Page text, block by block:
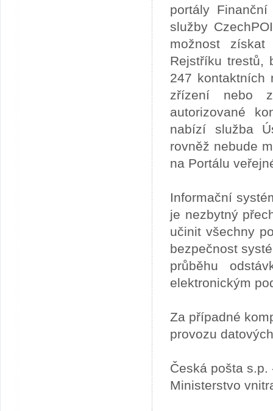
portály
služby
možnost
Rejstříku trestů,
247 kontaktních
zřízení nebo
autorizované
nabízí služba
rovněž nebude
na Portálu
Informační
je nezbytný
učinit všechny
bezpečnost
průběhu
elektronickým
Za případné
provozu
Česká pošta s.p.
Ministerstvo